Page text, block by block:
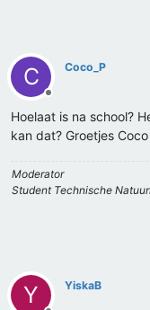
C
Offline
Coco_P
Hoelaat is na school?
kan dat? Groetjes Coco
Moderator
Student Technische
Y YiskaB